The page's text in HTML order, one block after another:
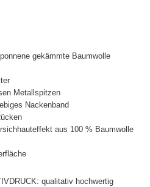
gekämmte Baumwolle
Metallspitzen
Nackenband
aus 100 % Baumwolle
qualitativ hochwertig